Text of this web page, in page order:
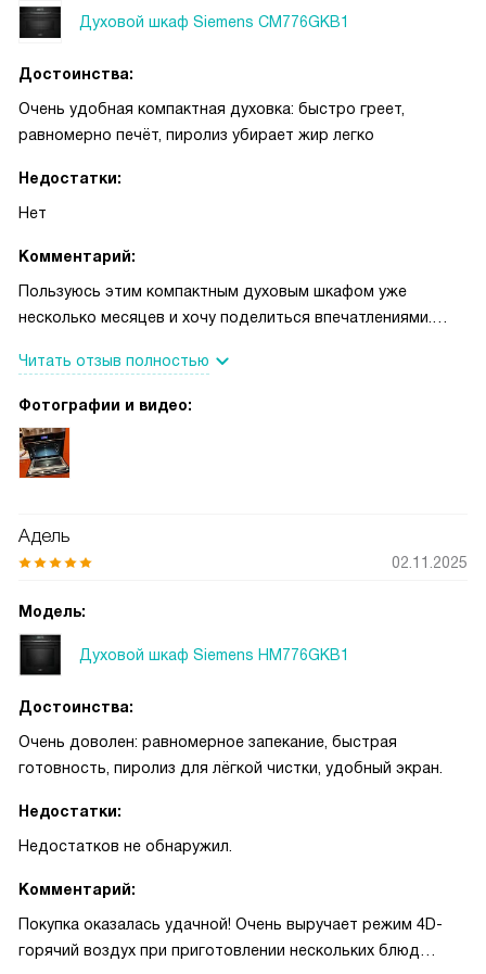
всё это добавляет удобства и уверенности при готовке.
Духовой шкаф Siemens CM776GKB1
Достоинства:
Очень удобная компактная духовка: быстро греет,
равномерно печёт, пиролиз убирает жир легко
Недостатки:
Нет
Комментарий:
Пользуюсь этим компактным духовым шкафом уже
несколько месяцев и хочу поделиться впечатлениями.
быстрый разогрев и сочетание горячего воздуха с
микроволнами помогают приготовить ужин гораздо
к приходу гостей запечённые овощи и курицу — включила
комбинированный режим, и всё получилось ровно и
духовке. Отдельно отмечу удобство при выпечке: сенсор
контроля выпечки подсказывает момент готовности, и
бисквит — идеальная текстура и равномерный подъём,
дочь была в восторге! Телескопическая направляющая с
одной полкой делает доставание горячего противня
приятно радует каждый раз. После готовки
пиролитическая очистка действительно облегчает жизнь:
достаточно запустить цикл, и жир превращается в пепел,
Читать отзыв полностью
Фотографии и видео:
Адель
02.11.2025
Модель:
Духовой шкаф Siemens HM776GKB1
Достоинства:
Очень доволен: равномерное запекание, быстрая
готовность, пиролиз для лёгкой чистки, удобный экран.
Недостатки:
Недостатков не обнаружил.
Комментарий:
Покупка оказалась удачной! Очень выручает режим 4D-
горячий воздух при приготовлении нескольких блюд